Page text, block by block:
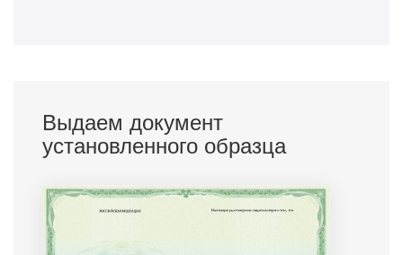
Выдаем документ
установленного образца